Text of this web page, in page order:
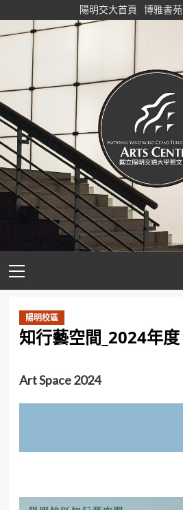
content
陽明交大首頁 博雅書苑
Menu
陽明校區
知行藝空間_2024年度
Art Space 2024